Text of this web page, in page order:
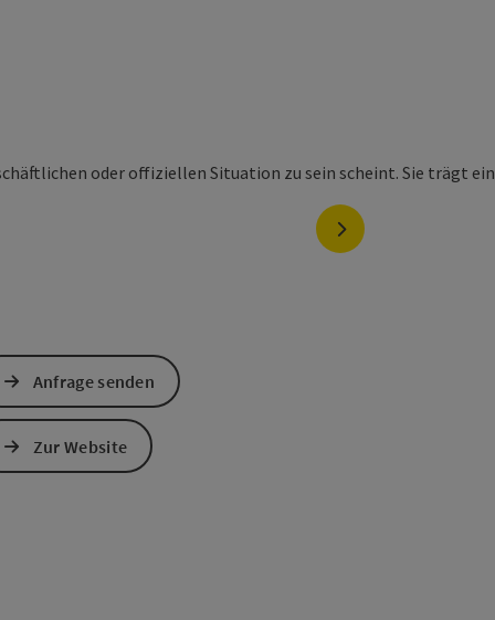
nächstes Element
Anfrage senden
Zur Website